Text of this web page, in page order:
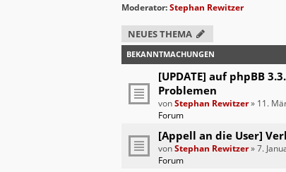
Moderator:Stephan Rewitzer
NEUES THEMA
BEKANNTMACHUNGEN
[UPDATE] auf phpBB
Problemen
vonStephan Rewitzer» 11.
Forum
[Appell an die User]
vonStephan Rewitzer»7.
Forum